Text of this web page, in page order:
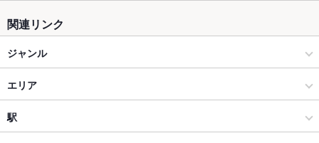
関連リンク
ジャンル
焼肉・ホルモン
焼肉
エリア
宇都宮駅東口
駅